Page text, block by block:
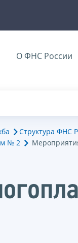
О ФНС России
Структура ФНС
№ 2